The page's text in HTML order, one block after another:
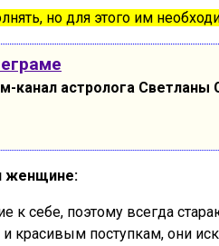
но для этого им
канал астролога
женщине:
к себе, поэтому всегда
и красивым поступкам, они